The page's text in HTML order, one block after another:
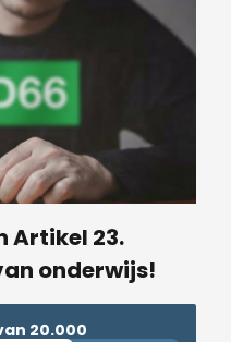
Artikel 23.
onderwijs!
20.000